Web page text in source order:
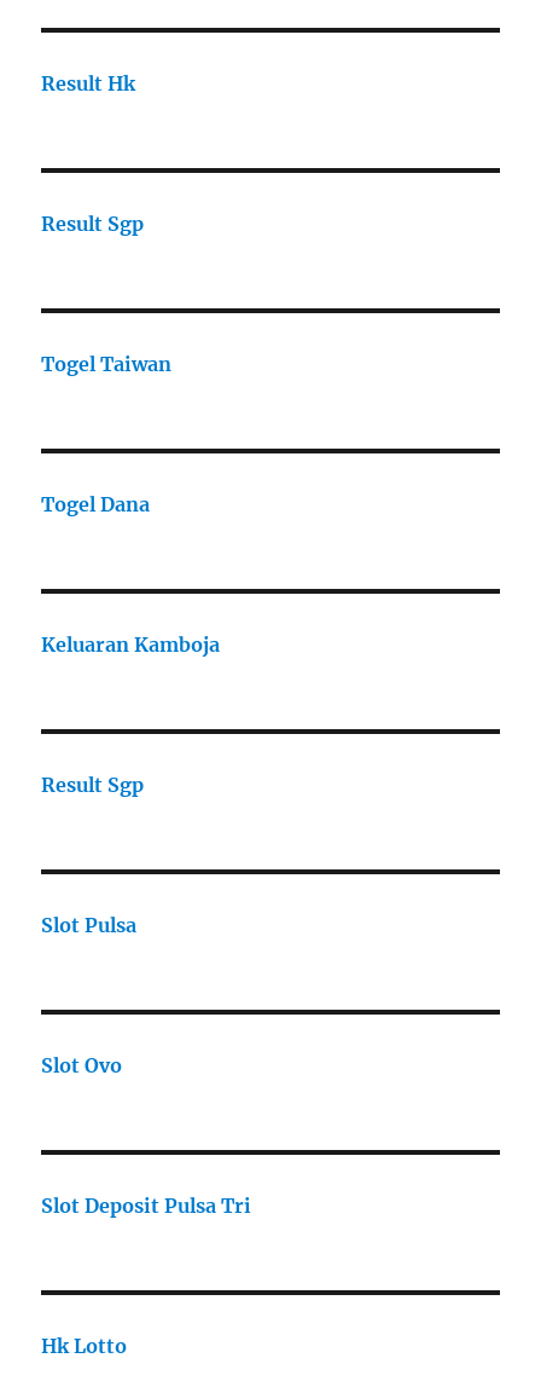
Result Hk
Result Sgp
Togel Taiwan
Togel Dana
Keluaran Kamboja
Result Sgp
Slot Pulsa
Slot Ovo
Slot Deposit Pulsa Tri
Hk Lotto